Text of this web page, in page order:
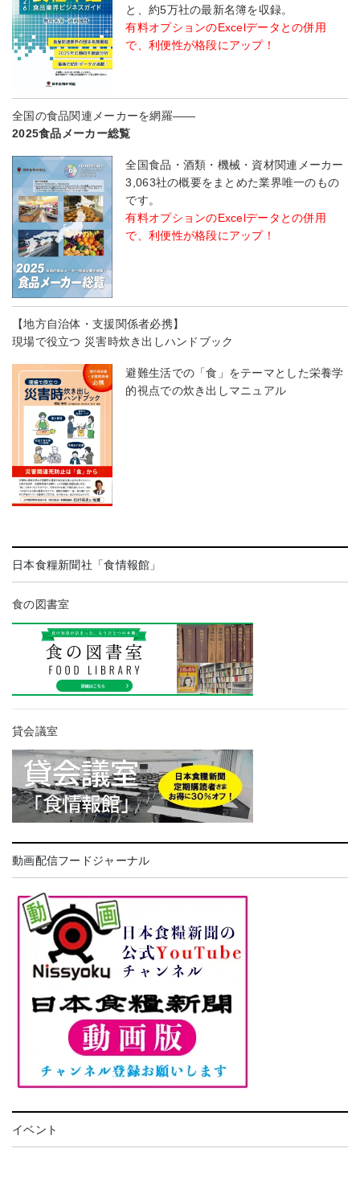
と、約5万社の最新名簿を収録。
有料オプションのExcelデータとの併用
で、利便性が格段にアップ！
全国の食品関連メーカーを網羅――
2025食品メーカー総覧
全国食品・酒類・機械・資材関連メーカー
3,063社の概要をまとめた業界唯一のもの
です。
有料オプションのExcelデータとの併用
で、利便性が格段にアップ！
【地方自治体・支援関係者必携】
現場で役立つ 災害時炊き出しハンドブック
避難生活での「食」をテーマとした栄養学
的視点での炊き出しマニュアル
日本食糧新聞社「食情報館」
食の図書室
貸会議室
動画配信フードジャーナル
イベント